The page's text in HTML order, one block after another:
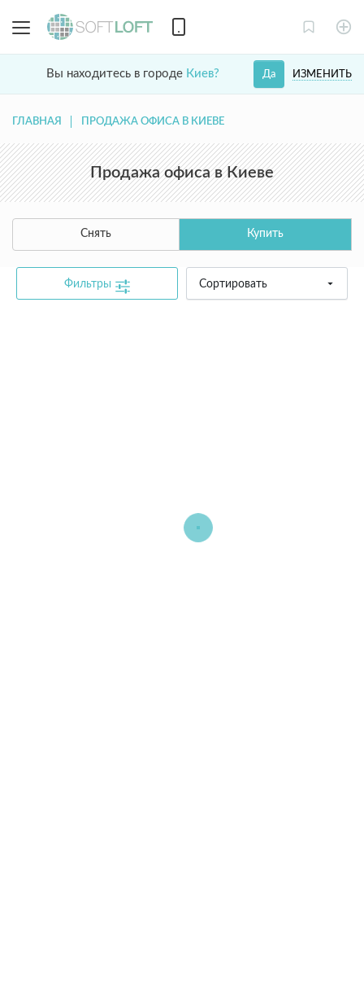
Вы находитесь в городе Киев? ИЗМЕНИТЬ
Да
ГЛАВНАЯ ПРОДАЖА ОФИСА В КИЕВЕ
Продажа офиса в Киеве
Снять Купить
Фильтры Сортировать